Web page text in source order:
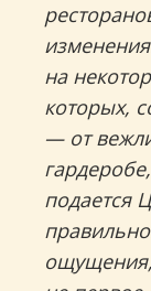
на
которых,
— от
подается